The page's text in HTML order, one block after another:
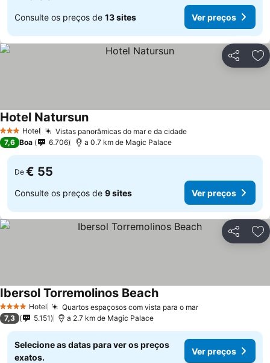
Consulte os preços de 13 sites Ver preços
Partilhar
3 EstrelasHotel Vistas panorâmicas do mar e da cidadeVer preços
Hotel NatursunVer preços
7,6 Boa 6.706 a 0.7 km de Magic Palace
De € 55
Consulte os preços de 9 sites Ver preços
Partilhar
4 EstrelasHotel Quartos espaçosos com vista para o marVer preços
Ibersol Torremolinos BeachVer preços
7,3 5.151 a 2.7 km de Magic Palace
Selecione as datas para ver os preços
exatos.
Ver preços